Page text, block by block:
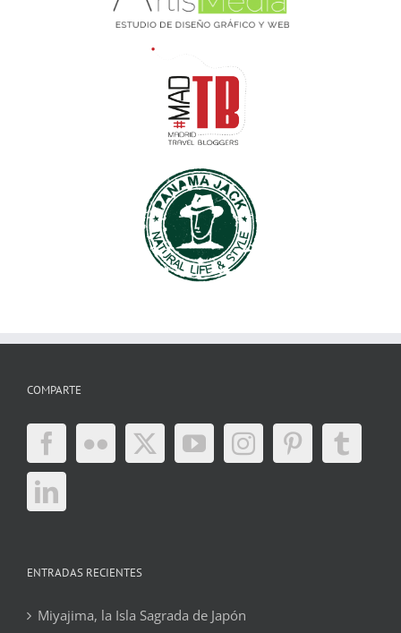
COMPARTE
ENTRADAS RECIENTES
Miyajima, la Isla Sagrada de Japón